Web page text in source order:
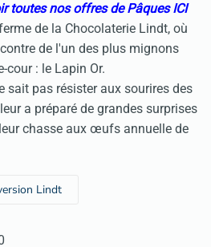
toutes nos offres de Pâques ICI
de la Chocolaterie Lindt, où
de l'un des plus mignons
cour : le Lapin Or.
sait pas résister aux sourires des
a préparé de grandes surprises
chasse aux œufs annuelle de
Lindt